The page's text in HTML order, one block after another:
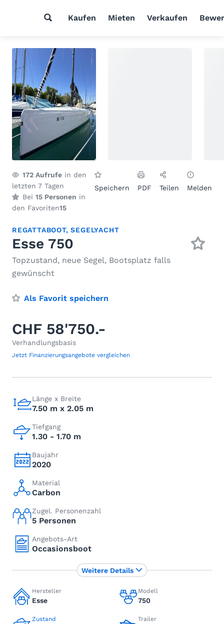
Kaufen Mieten Verkaufen
172 Aufrufe in den
letzten 7 Tagen
Bei 15 Personen in
den Favoriten15
Speichern PDF Teilen Melden
REGATTABOOT,SEGELYACHT
Esse 750
Topzustand, neue Segel, Bootsplatz falls
gewünscht
Als Favorit speichern
CHF 58'750.-
Verhandlungsbasis
Jetzt Finanzierungsangebote vergleichen
Länge x Breite
7.50 m x 2.05 m
Tiefgang
1.30 - 1.70 m
Baujahr
2020
Material
Carbon
Zugel. Personenzahl
5 Personen
Angebots-Art
Occasionsboot
Hersteller
Esse
Modell
750
Zustand Trailer
Weitere Details